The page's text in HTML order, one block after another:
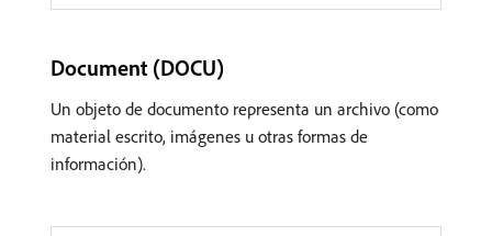
Document (DOCU)
Un objeto de documento representa un archivo (como
material escrito, imágenes u otras formas de
información).